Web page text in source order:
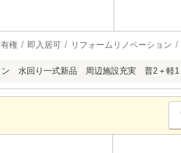
権 即入居可 リフォームリノベーション
ン 水回り一式新品 周辺施設充実 普2＋軽